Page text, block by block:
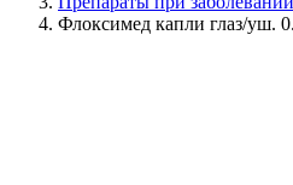
Флоксимед капли глаз/уш.